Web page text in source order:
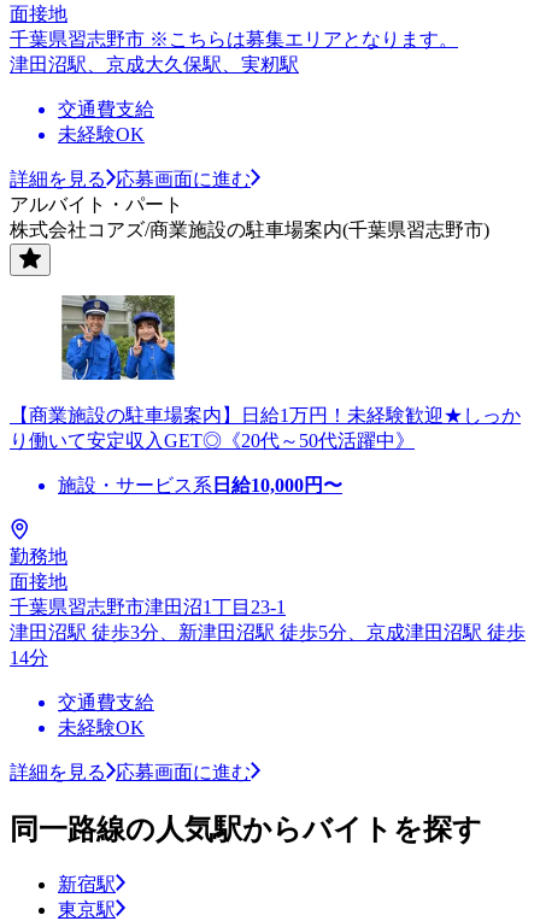
面接地
千葉県習志野市 ※こちらは募集エリアとなります。
津田沼駅、京成大久保駅、実籾駅
交通費支給
未経験OK
詳細を見る
応募画面に進む
アルバイト・パート
株式会社コアズ/商業施設の駐車場案内(千葉県習志野市)
【商業施設の駐車場案内】日給1万円！未経験歓迎★しっか
り働いて安定収入GET◎《20代～50代活躍中》
施設・サービス系 日給10,000円〜
勤務地
面接地
千葉県習志野市津田沼1丁目23-1
津田沼駅 徒歩3分、新津田沼駅 徒歩5分、京成津田沼駅 徒歩
14分
交通費支給
未経験OK
詳細を見る 応募画面に進む
同一路線の人気駅からバイトを探す
新宿駅
東京駅